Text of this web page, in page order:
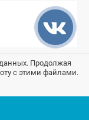
Продолжая
с этими файлами.